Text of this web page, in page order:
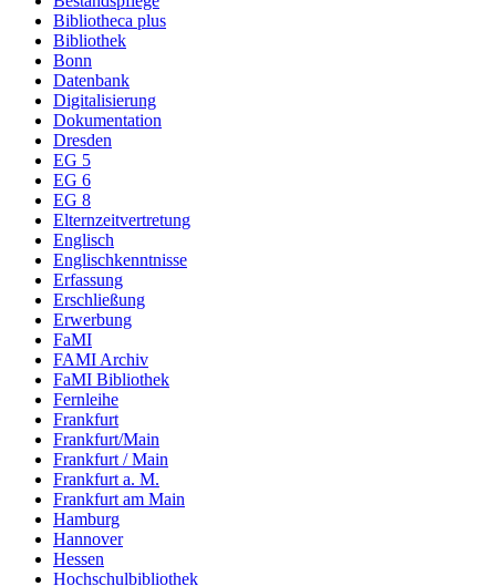
Bibliotheca plus
Bibliothek
Bonn
Datenbank
Digitalisierung
Dokumentation
Dresden
EG 5
EG 6
EG 8
Elternzeitvertretung
Englisch
Englischkenntnisse
Erfassung
Erschließung
Erwerbung
FaMI
FAMI Archiv
FaMI Bibliothek
Fernleihe
Frankfurt
Frankfurt/Main
Frankfurt / Main
Frankfurt a. M.
Frankfurt am Main
Hamburg
Hannover
Hessen
Hochschulbibliothek